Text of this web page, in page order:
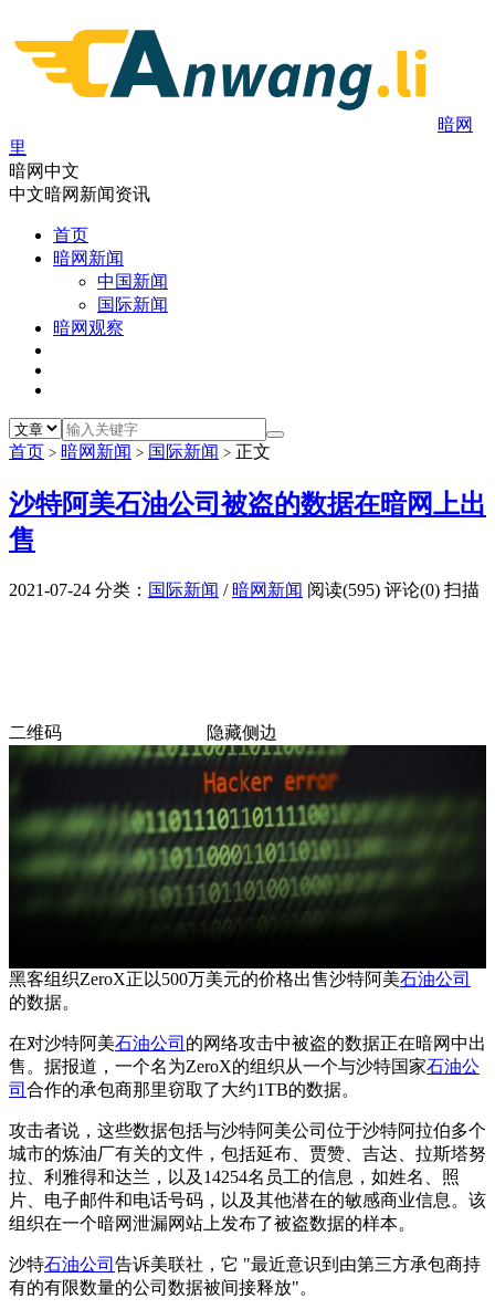
暗网
里
暗网中文
中文暗网新闻资讯
首页
暗网新闻
中国新闻
国际新闻
暗网观察
首页 > 暗网新闻 > 国际新闻 > 正文
沙特阿美石油公司被盗的数据在暗网上出
售
2021-07-24 分类： 国际新闻 / 暗网新闻 阅读(595) 评论(0) 扫描
二维码 隐藏侧边
黑客组织ZeroX正以500万美元的价格出售沙特阿美石油公司
的数据。
在对沙特阿美石油公司 的网络攻击中被盗的数据正在暗网中出
售。据报道，一个名为ZeroX的组织从一个与沙特国家石油公
司 合作的承包商那里窃取了大约1TB的数据。
攻击者说，这些数据包括与沙特阿美公司位于沙特阿拉伯多个
城市的炼油厂有关的文件，包括延布、贾赞、吉达、拉斯塔努
拉、利雅得和达兰，以及14254名员工的信息，如姓名、照
片、电子邮件和电话号码，以及其他潜在的敏感商业信息。该
组织在一个暗网泄漏网站上发布了被盗数据的样本。
沙特石油公司 告诉美联社，它 "最近意识到由第三方承包商持
有的有限数量的公司数据被间接释放"。